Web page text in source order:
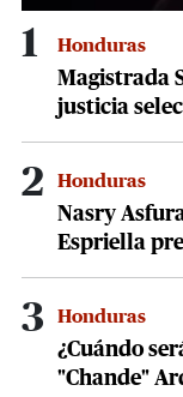
1 Honduras
Magistrada
justicia
2 Honduras
Nasry
Espriella
3 Honduras
¿Cuándo
"Chande"